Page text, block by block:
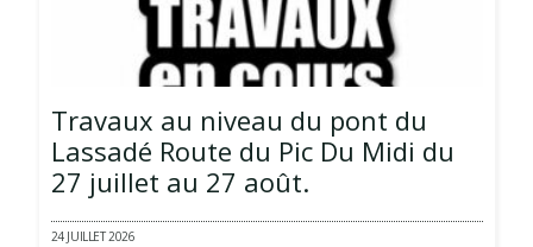
Travaux au niveau du pont du
Lassadé Route du Pic Du Midi du
27 juillet au 27 août.
24 JUILLET 2026